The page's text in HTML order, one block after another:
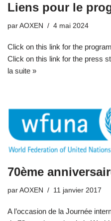
Liens pour le
par AOXEN 4 mai 2024
Click on this link for the
Click on this link for the press
la suite »
70ème
par AOXEN 11 janvier 2017
A l’occasion de la Journée